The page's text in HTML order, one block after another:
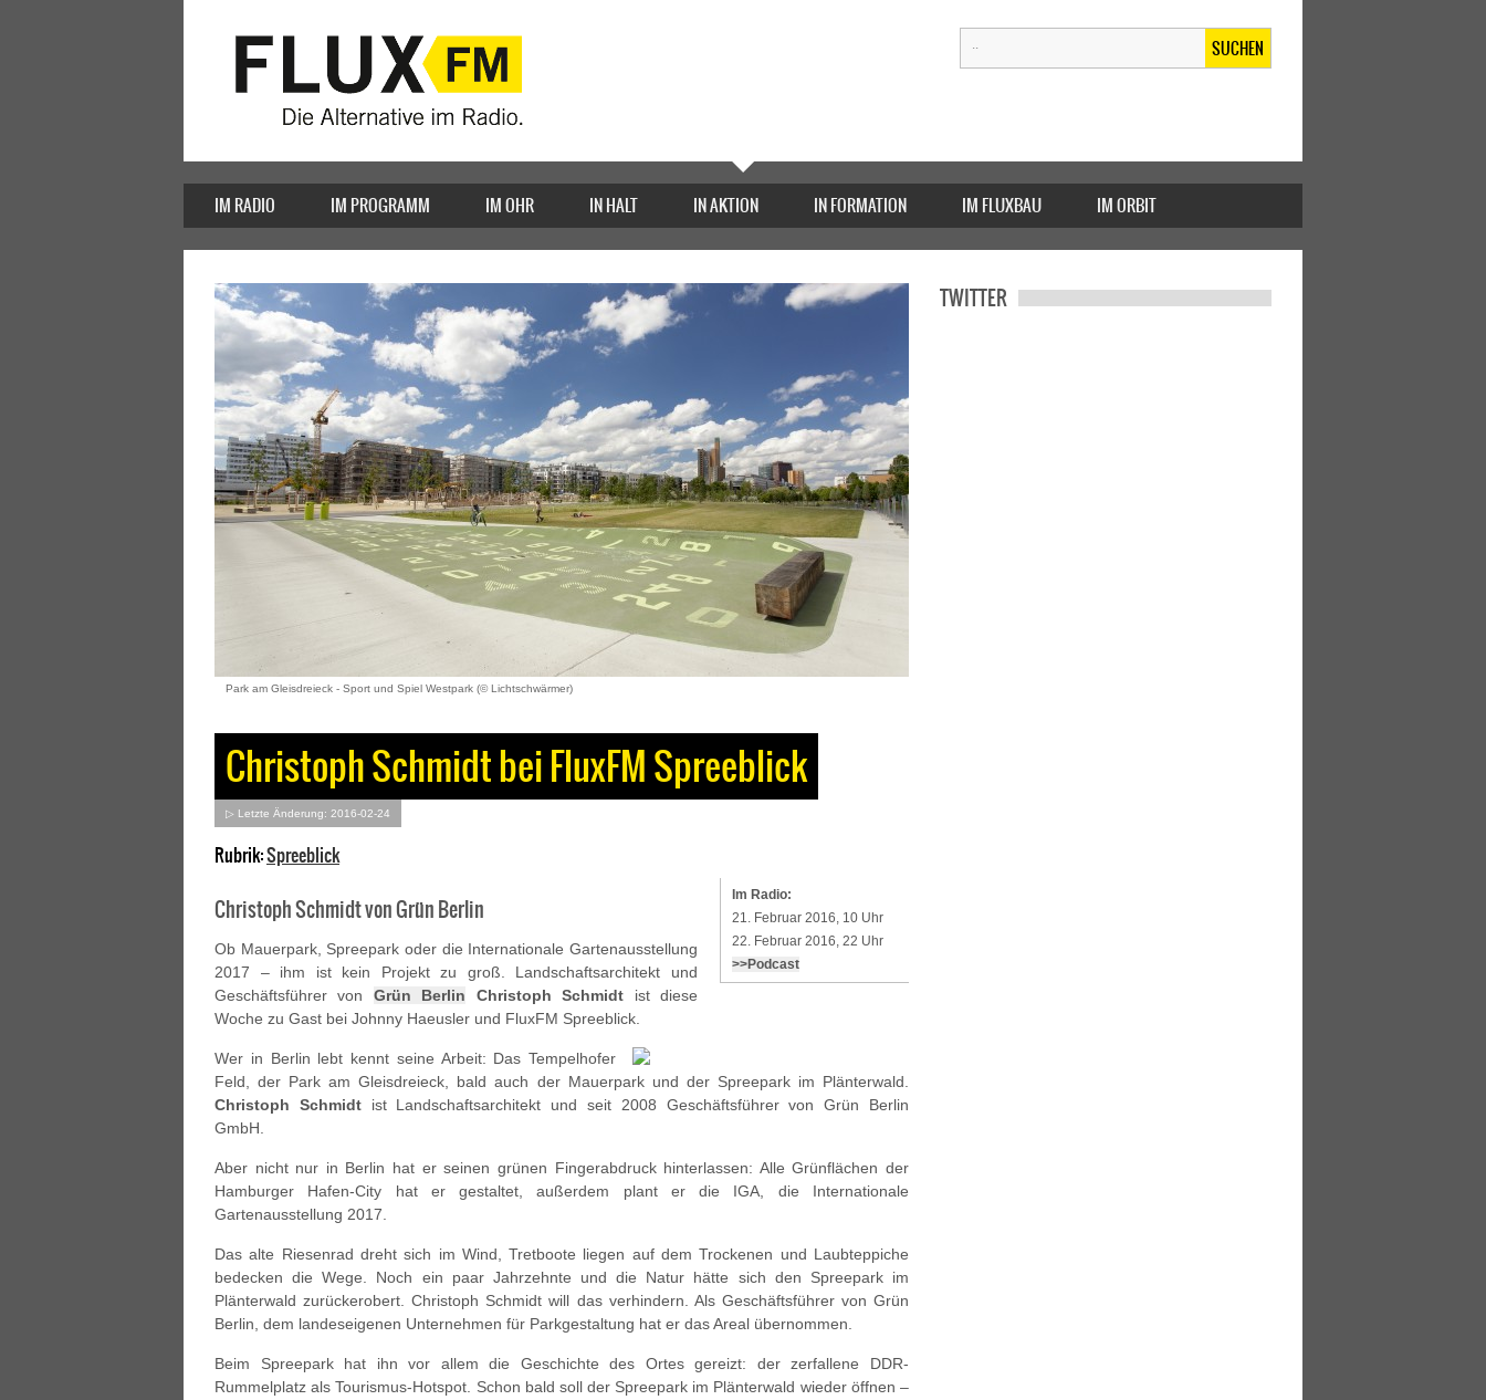
SUCHEN
IM RADIO IM PROGRAMM IM OHR IN HALT IN AKTION IN FORMATION IM FLUXBAU IM ORBIT
Park am Gleisdreieck - Sport und Spiel Westpark (© Lichtschwärmer)
Christoph Schmidt bei FluxFM Spreeblick
▷ Letzte Änderung: 2016-02-24
Rubrik:Spreeblick
Im Radio:
21. Februar 2016, 10 Uhr
22. Februar 2016, 22 Uhr
>>Podcast
Christoph Schmidt von Grün Berlin
Ob Mauerpark, Spreepark oder die Internationale Gartenausstellung
2017 – ihm ist kein Projekt zu groß. Landschaftsarchitekt und
Geschäftsführer von Grün Berlin Christoph Schmidt ist diese
Woche zu Gast bei Johnny Haeusler und FluxFM Spreeblick.
Wer in Berlin lebt kennt seine Arbeit: Das Tempelhofer
Feld, der Park am Gleisdreieck, bald auch der Mauerpark und der Spreepark im Plänterwald.
Christoph Schmidtist Landschaftsarchitekt und seit 2008 Geschäftsführer von Grün Berlin
GmbH.
Aber nicht nur in Berlin hat er seinen grünen Fingerabdruck hinterlassen: Alle Grünflächen der
Hamburger Hafen-City hat er gestaltet, außerdem plant er die IGA, die Internationale
Gartenausstellung 2017.
Das alte Riesenrad dreht sich im Wind, Tretboote liegen auf dem Trockenen und Laubteppiche
bedecken die Wege. Noch ein paar Jahrzehnte und die Natur hätte sich den Spreepark im
Plänterwald zurückerobert. Christoph Schmidt will das verhindern. Als Geschäftsführer von Grün
Berlin, dem landeseigenen Unternehmen für Parkgestaltung hat er das Areal übernommen.
Beim Spreepark hat ihn vor allem die Geschichte des Ortes gereizt: der zerfallene DDR-
Rummelplatz als Tourismus-Hotspot. Schon bald soll der Spreepark im Plänterwald wieder öffnen –
TWITTER